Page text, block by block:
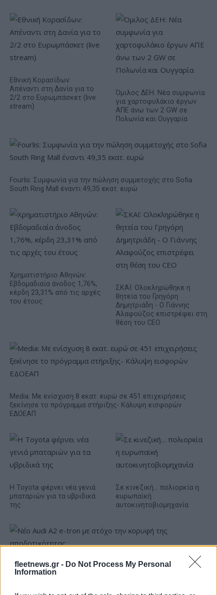
fleetnews.gr - Do Not Process My Personal
Information
Εθνική Κορασίδων:
Απέναντι στη Δανία για το
2/2 στο Ευρωμπάσκετ (live
stream)
Όμιλος ΔΕΗ: Νέα συμφωνία
για χαρτοφυλάκιο έργων
ΑΠΕ άνω των 2 GW σε
Πολωνία και Ουγγαρία
Fourlis: Συμφωνία για την πώληση συμμετοχής στο Sofia
South Ring Mall έναντι 49,35 εκατ. ευρώ
Χρηματιστήριο Αθηνών:
Εβδομαδιαία άνοδος 1,76%,
κέρδη 23,31% από τις αρχές
του έτους
ΣΚΑΪ: Ολοκληρώθηκε η
θητεία του Γρηγόρη
Δημητριάδη - Ο Γιάννης
Αλαφούζος επιστρέφει στη
θέση του CEO
Media: Με ενίσχυση 8 εκατ. ευρώ σε 451 επιχειρήσεις
ξεκίνησε το πρόγραμμα στήριξης- Κάλυψη εισφορών
ΕΔΟΕΑΠ
Η Toyota φέρνει νέα γενιά
μπαταριών για τα υβριδικά
της
Σε κινεζική… πολιορκία η
ευρωπαϊκή
αυτοκινητοβιομηχανία
Νέο Audi A2 e-tron με στόχο την κορυφή της
αποδοτικότητας